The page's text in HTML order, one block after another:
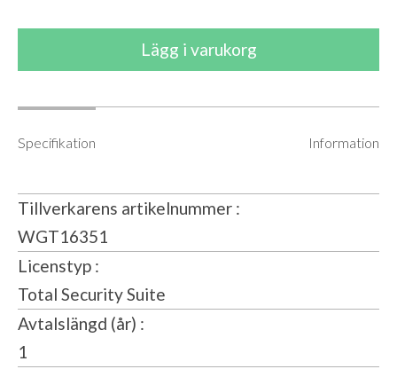
Specifikation Information
Tillverkarens artikelnummer
WGT16351
Licenstyp
Total Security Suite
Avtalslängd (år)
1